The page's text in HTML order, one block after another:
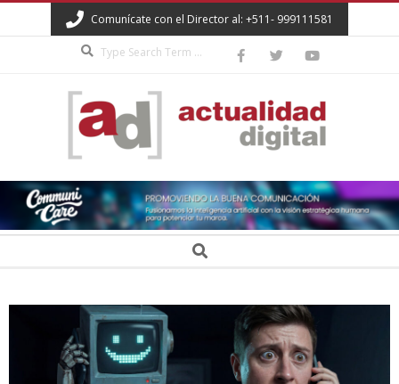
to
Comunícate con el Director al: +511- 999111581
ACTUALIDAD
DIGITAL Search